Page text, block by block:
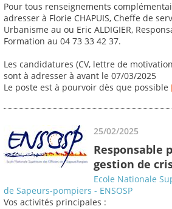
Pour tous renseignements
adresser à Florie CHAPUIS, Cheffe de
Urbanisme au ou Eric ALDIGIER,
Formation au 04 73 33 42 37.
Les candidatures (CV, lettre de
sont à adresser à avant le 07/03/2025
Le poste est à pourvoir dès que possible
25/02/2025
Responsable
gestion de
Ecole Nationale
de Sapeurs-pompiers - ENSOSP
Vos activités principales :